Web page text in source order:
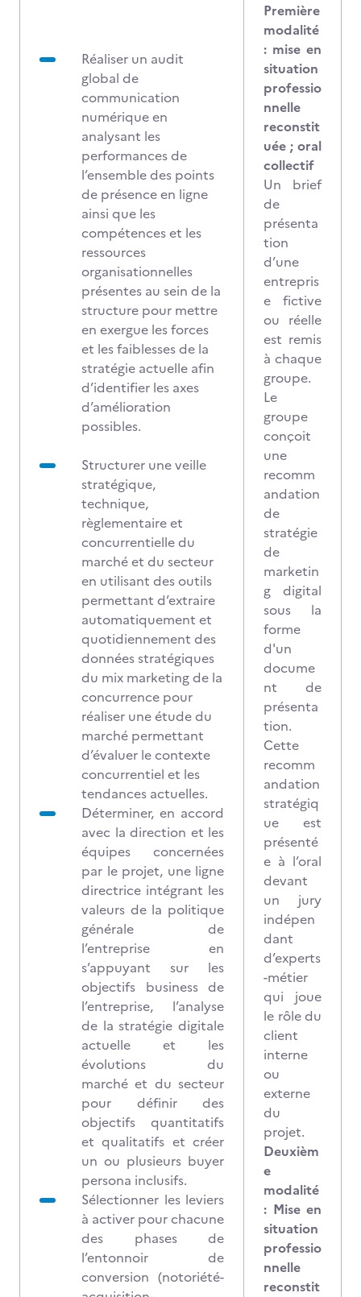
Réaliser un audit
global de
communication
numérique en
analysant les
performances de
l’ensemble des points
de présence en ligne
ainsi que les
compétences et les
ressources
organisationnelles
présentes au sein de la
structure pour mettre
en exergue les forces
et les faiblesses de la
stratégie actuelle afin
d’identifier les axes
d’amélioration
possibles.
Structurer une veille
stratégique,
technique,
règlementaire et
concurrentielle du
marché et du secteur
en utilisant des outils
permettant d’extraire
automatiquement et
quotidiennement des
données stratégiques
du mix marketing de la
concurrence pour
réaliser une étude du
marché permettant
d’évaluer le contexte
concurrentiel et les
tendances actuelles.
Déterminer, en accord
avec la direction et les
équipes concernées
par le projet, une ligne
directrice intégrant les
valeurs de la politique
générale de
l’entreprise en
s’appuyant sur les
objectifs business de
l’entreprise, l’analyse
de la stratégie digitale
actuelle et les
évolutions du
marché et du secteur
pour définir des
objectifs quantitatifs
et qualitatifs et créer
un ou plusieurs buyer
persona inclusifs.
Sélectionner les leviers
à activer pour chacune
des phases de
l’entonnoir de
conversion (notoriété-
Première
modalité
: mise en
situation
professio
nnelle
reconstit
uée ; oral
collectif
Un brief
de
présenta
tion
d’une
entrepris
e fictive
ou réelle
est remis
à chaque
groupe.
Le
groupe
conçoit
une
recomm
andation
de
stratégie
de
marketin
g digital
sous la
forme
d'un
docume
nt de
présenta
tion.
Cette
recomm
andation
stratégiq
ue est
présenté
e à l’oral
devant
un jury
indépen
dant
d’experts
-métier
qui joue
le rôle du
client
interne
ou
externe
du
projet.
Deuxièm
e
modalité
: Mise en
situation
professio
nnelle
reconstit